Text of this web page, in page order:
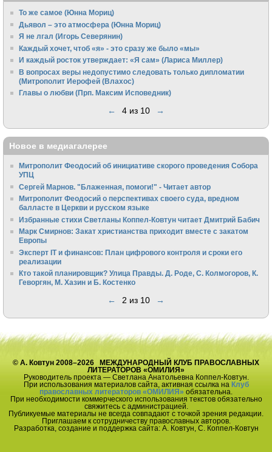
То же самое (Юнна Мориц)
Дьявол – это атмосфера (Юнна Мориц)
Я не лгал (Игорь Северянин)
Каждый хочет, чтоб «я» - это сразу же было «мы»
И каждый росток утверждает: «Я сам» (Лариса Миллер)
В вопросах веры недопустимо следовать только дипломатии
(Митрополит Иерофей (Влахос)
Главы о любви (Прп. Максим Исповедник)
← 4 из 10 →
Новое в медиагалерее
Митрополит Феодосий об инициативе скорого проведения Собора
УПЦ
Сергей Марнов. "Блаженная, помоги!" - Читает автор
Митрополит Феодосий о перспективах своего суда, вредном
балласте в Церкви и русском языке
Избранные стихи Светланы Коппел-Ковтун читает Дмитрий Бабич
Марк Смирнов: Закат христианства приходит вместе с закатом
Европы
Эксперт IT и финансов: План цифрового контроля и сроки его
реализации
Кто такой планировщик? Улица Правды. Д. Роде, С. Колмогоров, К.
Геворгян, М. Хазин и Б. Костенко
← 2 из 10 →
© А. Ковтун 2008–2026 МЕЖДУНАРОДНЫЙ КЛУБ ПРАВОСЛАВНЫХ
ЛИТЕРАТОРОВ «ОМИЛИЯ»
Руководитель проекта — Светлана Анатольевна Коппел-Ковтун.
При использования материалов сайта, активная ссылка на Клуб
православных литераторов «ОМИЛИЯ» обязательна.
При необходимости коммерческого использования текстов обязательно
свяжитесь с администрацией.
Публикуемые материалы не всегда совпадают с точкой зрения редакции.
Приглашаем к сотрудничеству православных авторов.
Разработка, создание и поддержка сайта: А. Ковтун, С. Коппел-Ковтун